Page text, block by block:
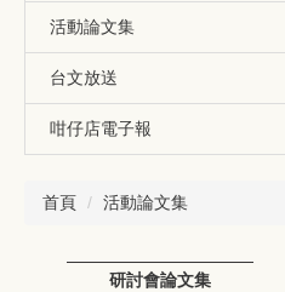
活動論文集
台文放送
咁仔店電子報
首頁 活動論文集
研討會論文集